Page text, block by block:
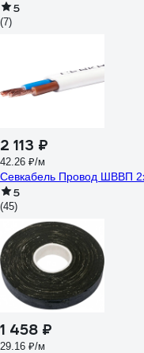
5
(7)
2 113 ₽
42.26 ₽/м
Севкабель Провод ШВВП
5
(45)
1 458 ₽
29.16 ₽/м